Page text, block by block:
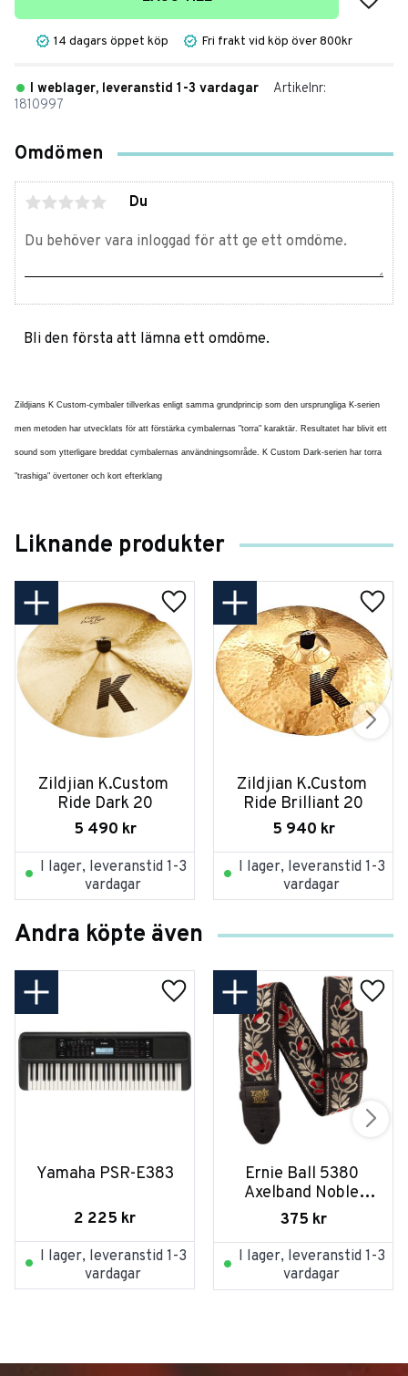
14 dagars öppet köp Fri frakt vid köp över 800kr
I weblager, leveranstid 1-3 vardagar
Artikelnr
1810997
Omdömen
Du
Bli den första att lämna ett omdöme.
Zildjians K Custom-cymbaler tillverkas enligt samma grundprincip som den ursprungliga K-serien
men metoden har utvecklats för att förstärka cymbalernas "torra" karaktär. Resultatet har blivit ett
sound som ytterligare breddat cymbalernas användningsområde. K Custom Dark-serien har torra
"trashiga" övertoner och kort efterklang
Liknande produkter
Zildjian K.Custom
Ride Dark 20
5 490 kr
I lager, leveranstid 1-3
vardagar
Zildjian K.Custom
Ride Brilliant 20
5 940 kr
I lager, leveranstid 1-3
vardagar
Andra köpte även
Yamaha PSR-E383
2 225 kr
I lager, leveranstid 1-3
vardagar
Ernie Ball 5380
Axelband Noble
Rose
375 kr
I lager, leveranstid 1-3
vardagar